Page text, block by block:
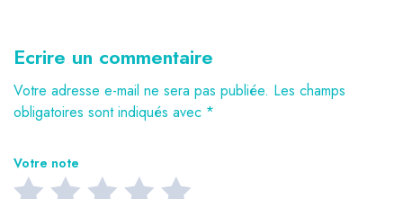
Ecrire un commentaire
Votre adresse e-mail ne sera pas publiée. Les champs
obligatoires sont indiqués avec *
Votre note